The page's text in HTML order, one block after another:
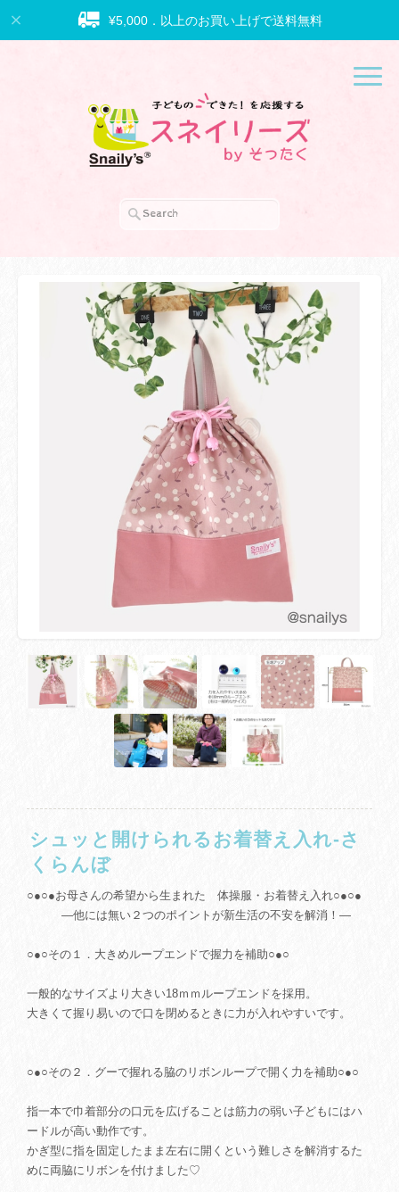
¥5,000．以上のお買い上げで送料無料
シュッと開けられるお着替え入れ-さ
くらんぼ
○●○●お母さんの希望から生まれた 体操服・お着替え入れ○●○●
―他には無い２つのポイントが新生活の不安を解消！―
○●○その１．大きめループエンドで握力を補助○●○
一般的なサイズより大きい18ｍｍループエンドを採用。
大きくて握り易いので口を閉めるときに力が入れやすいです。
○●○その２．グーで握れる脇のリボンループで開く力を補助○●○
指一本で巾着部分の口元を広げることは筋力の弱い子どもにはハ
ードルが高い動作です。
かぎ型に指を固定したまま左右に開くという難しさを解消するた
めに両脇にリボンを付けました♡